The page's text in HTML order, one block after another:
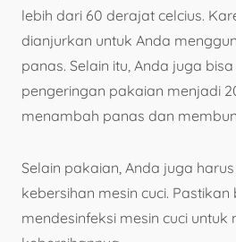
lebih dari 60 derajat celcius.
dianjurkan untuk Anda
panas. Selain itu, Anda juga
pengeringan pakaian menjadi
menambah panas dan
Selain pakaian, Anda juga
kebersihan mesin cuci.
mendesinfeksi mesin cuci untuk